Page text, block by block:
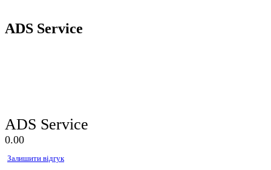
ADS Service
ADS Service
0.00
Залишити відгук